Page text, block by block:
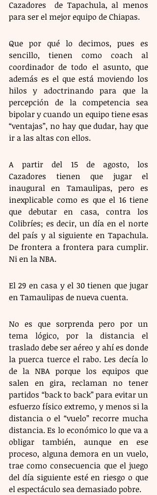
Cazadores  de Tapachula, al menos
para ser el mejor equipo de Chiapas.
Que por qué lo decimos, pues es
sencillo, tienen como coach al
coordinador de todo el asunto, que
además es el que está moviendo los
hilos y adoctrinando para que la
percepción de la competencia sea
bipolar y cuando un equipo tiene esas
“ventajas”, no hay que dudar, hay que
ir a las altas con ellos.
A partir del 15 de agosto, los
Cazadores tienen que jugar el
inaugural en Tamaulipas, pero es
inexplicable como es que el 16 tiene
que debutar en casa, contra los
Colibríes; es decir, un día en el norte
del país y al siguiente en Tapachula.
De frontera a frontera para cumplir.
Ni en la NBA.
El 29 en casa y el 30 tienen que jugar
en Tamaulipas de nueva cuenta.
No es que sorprenda pero por un
tema lógico, por la distancia el
traslado debe ser aéreo y ahí es donde
la puerca tuerce el rabo. Les decía lo
de la NBA porque los equipos que
salen en gira, reclaman no tener
partidos “back to back” para evitar un
esfuerzo físico extremo, y menos si la
distancia o el “vuelo” recorre mucha
distancia. Es lo económico lo que va a
obligar también, aunque en ese
proceso, alguna demora en un vuelo,
trae como consecuencia que el juego
del día siguiente esté en riesgo o que
el espectáculo sea demasiado pobre.